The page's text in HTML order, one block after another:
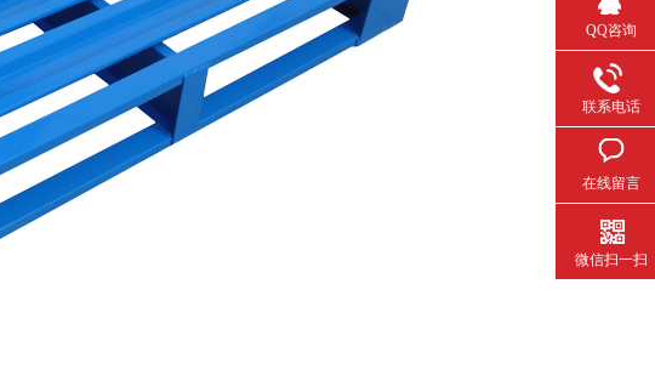
QQ咨询
联系电话
在线留言
微信扫一扫